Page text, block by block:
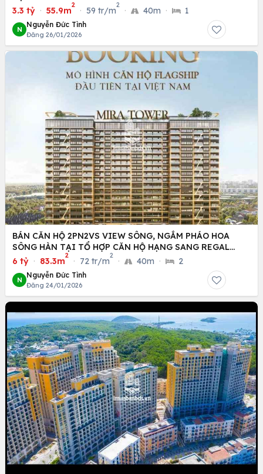
3.3 tỷ · 55.9m
2
· 59 tr/m
2
· 40m · 1
N
Nguyễn Đức Tình
Đăng 26/01/2026
BÁN CĂN HỘ 2PN2VS VIEW SÔNG, NGẮM PHÁO HOA
SÔNG HÀN TẠI TỔ HỢP CĂN HỘ HẠNG SANG REGAL
COMPLEX
6 tỷ · 83.3m
2
· 72 tr/m
2
· 40m · 2
N
Nguyễn Đức Tình
Đăng 24/01/2026